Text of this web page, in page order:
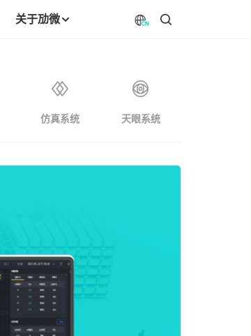
关于劢微
仿真系统 天眼系统